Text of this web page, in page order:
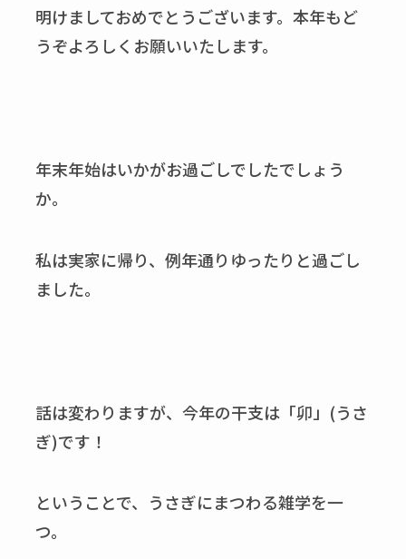
明けましておめでとうございます。本年もど
うぞよろしくお願いいたします。
年末年始はいかがお過ごしでしたでしょう
か。
私は実家に帰り、例年通りゆったりと過ごし
ました。
話は変わりますが、今年の干支は「卯」(うさ
ぎ)です！
ということで、うさぎにまつわる雑学を一
つ。